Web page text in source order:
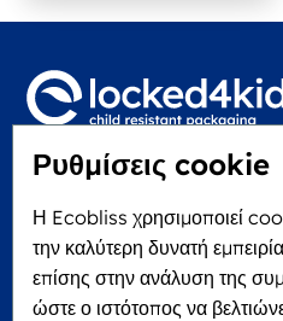
Ρυθμίσεις cookie
Η Ecobliss χρησιμοποιεί
την καλύτερη δυνατή
επίσης στην ανάλυση της
ώστε ο ιστότοπος να
Locked4Kids B.V.
6101 XJ Echt, Ολλανδία
KVK: 60610182
+31 475 390 550